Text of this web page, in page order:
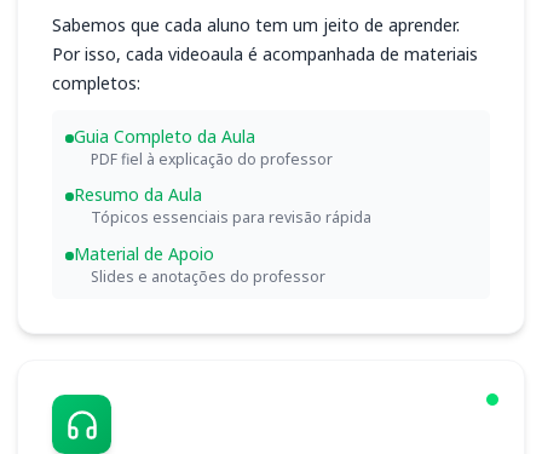
Sabemos que cada aluno tem um jeito de aprender.
Por isso, cada videoaula é acompanhada de materiais
completos:
Guia Completo da Aula
PDF fiel à explicação do professor
Resumo da Aula
Tópicos essenciais para revisão rápida
Material de Apoio
Slides e anotações do professor